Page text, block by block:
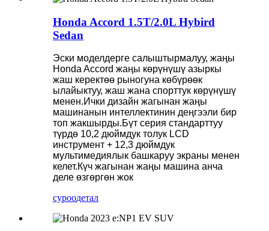
Honda Accord 1.5T/2.0L Hybird
Sedan
Эски моделдерге салыштырмалуу, жаңы
Honda Accord жаңы көрүнүшү азыркы
жаш керектөө рыногуна көбүрөөк
ылайыктуу, жаш жана спорттук көрүнүшү
менен.Ички дизайн жагынан жаңы
машинанын интеллектинин деңгээли бир
топ жакшырды.Бүт серия стандарттуу
түрдө 10,2 дюймдук толук LCD
инструмент + 12,3 дюймдук
мультимедиялык башкаруу экраны менен
келет.Күч жагынан жаңы машина анча
деле өзгөргөн жок
суроодетал